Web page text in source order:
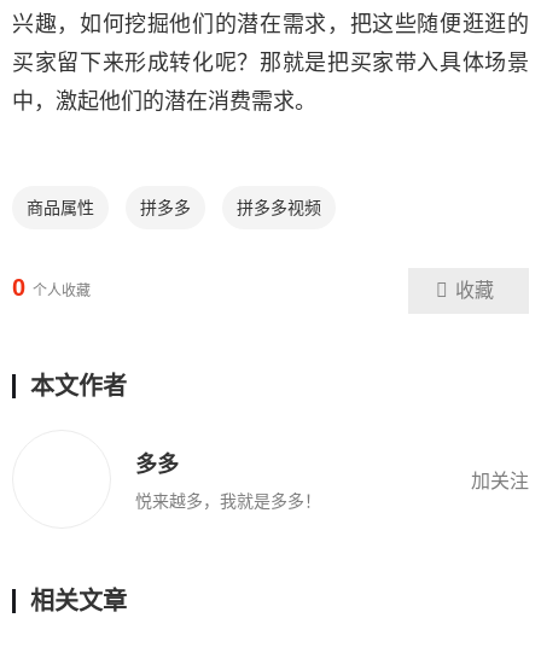
兴趣，如何挖掘他们的潜在需求，把这些随便逛逛的
买家留下来形成转化呢？那就是把买家带入具体场景
中，激起他们的潜在消费需求。
商品属性 拼多多 拼多多视频
0 个人收藏 收藏
本文作者
多多
悦来越多，我就是多多！
加关注
相关文章